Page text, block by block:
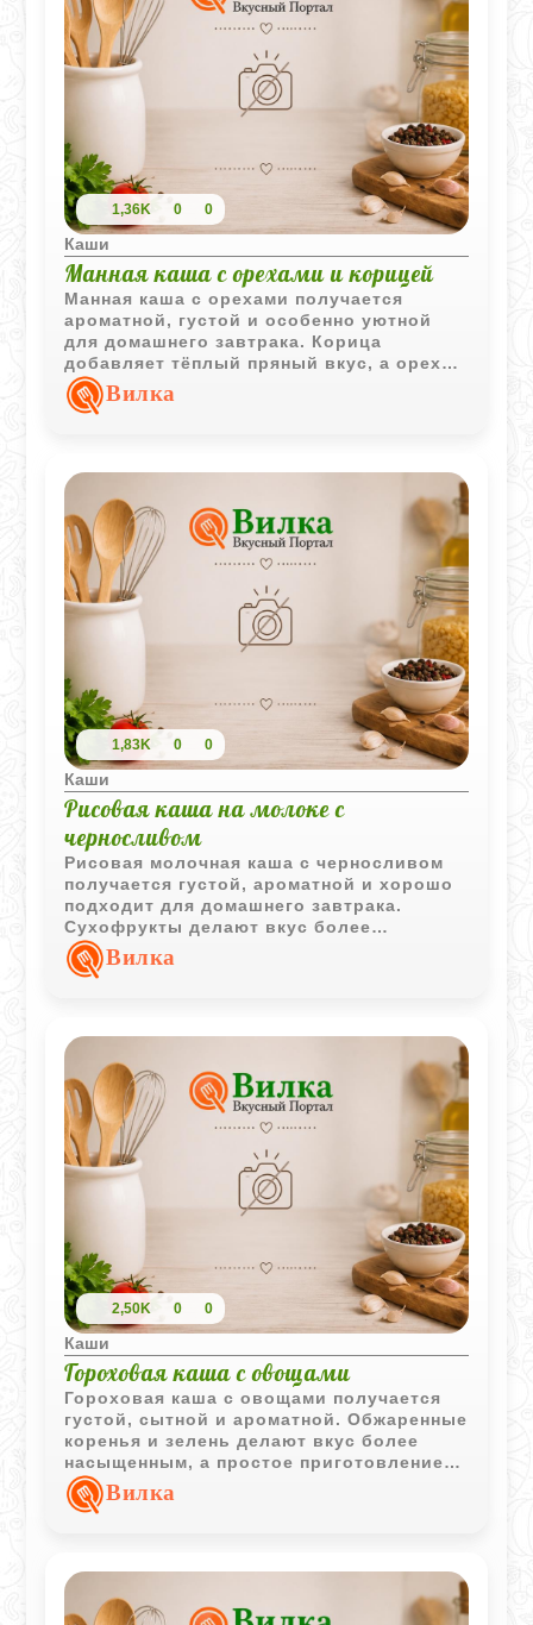
1,36K 0 0
Каши
Манная каша с орехами и корицей
Манная каша с орехами получается
ароматной, густой и особенно уютной
для домашнего завтрака. Корица
добавляет тёплый пряный вкус, а орехи
делают кашу более насыщенной и
сытной.Вилка
1,83K 0 0
Каши
Рисовая каша на молоке с
черносливом
Рисовая молочная каша с черносливом
получается густой, ароматной и хорошо
подходит для домашнего завтрака.
Сухофрукты делают вкус более
насыщенным, а упревание в духовке
придаёт каше особенно приятную
Вилка
2,50K 0 0
Каши
Гороховая каша с овощами
Гороховая каша с овощами получается
густой, сытной и ароматной. Обжаренные
коренья и зелень делают вкус более
насыщенным, а простое приготовление
отлично подходит для домашнего обеда.
Вилка